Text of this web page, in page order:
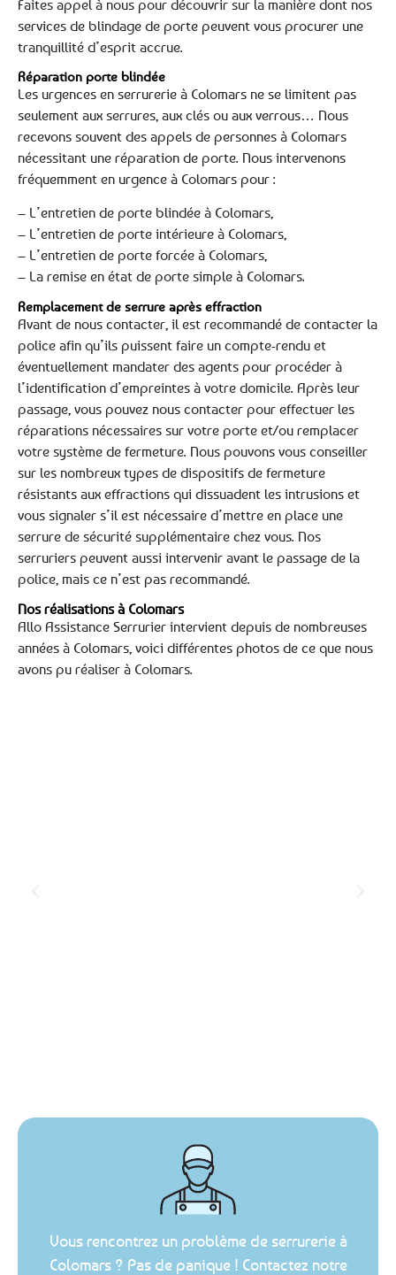
Faites appel à nous pour découvrir sur la manière dont nos
services de blindage de porte peuvent vous procurer une
tranquillité d’esprit accrue.
Réparation porte blindée
Les urgences en serrurerie à Colomars ne se limitent pas
seulement aux serrures, aux clés ou aux verrous… Nous
recevons souvent des appels de personnes à Colomars
nécessitant une réparation de porte. Nous intervenons
fréquemment en urgence à Colomars pour :
– L’entretien de porte blindée à Colomars,
– L’entretien de porte intérieure à Colomars,
– L’entretien de porte forcée à Colomars,
– La remise en état de porte simple à Colomars.
Remplacement de serrure après effraction
Avant de nous contacter, il est recommandé de contacter la
police afin qu’ils puissent faire un compte-rendu et
éventuellement mandater des agents pour procéder à
l’identification d’empreintes à votre domicile. Après leur
passage, vous pouvez nous contacter pour effectuer les
réparations nécessaires sur votre porte et/ou remplacer
votre système de fermeture. Nous pouvons vous conseiller
sur les nombreux types de dispositifs de fermeture
résistants aux effractions qui dissuadent les intrusions et
vous signaler s’il est nécessaire d’mettre en place une
serrure de sécurité supplémentaire chez vous. Nos
serruriers peuvent aussi intervenir avant le passage de la
police, mais ce n’est pas recommandé.
Nos réalisations à Colomars
Allo Assistance Serrurier intervient depuis de nombreuses
années à Colomars, voici différentes photos de ce que nous
avons pu réaliser à Colomars.
Vous rencontrez un problème de serrurerie à
Colomars ? Pas de panique ! Contactez notre